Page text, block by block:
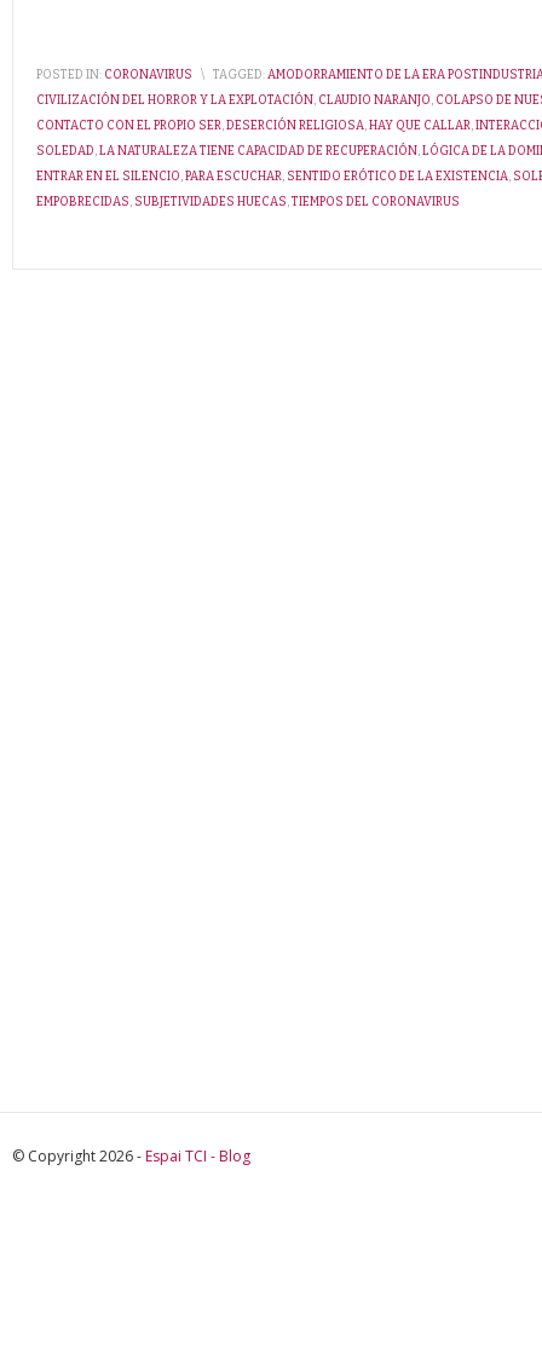
POSTED IN: CORONAVIRUS \ TAGGED:AMODORRAMIENTO DE LA ERA
CIVILIZACIÓN DEL HORROR Y LA EXPLOTACIÓN , CLAUDIO NARANJO, COLAPSO DE
CONTACTO CON EL PROPIO SER,DESERCIÓN RELIGIOSA,HAY QUE CALLAR,
SOLEDAD,LA NATURALEZA TIENE CAPACIDAD DE RECUPERACIÓN ,LÓGICA DE LA
ENTRAR EN EL SILENCIO,PARA ESCUCHAR, SENTIDO ERÓTICO DE LA EXISTENCIA,
EMPOBRECIDAS, SUBJETIVIDADES HUECAS,TIEMPOS DEL CORONAVIRUS
© Copyright 2026 - Espai TCI - Blog